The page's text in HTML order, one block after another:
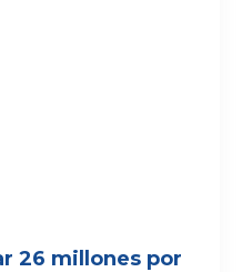
26 millones por